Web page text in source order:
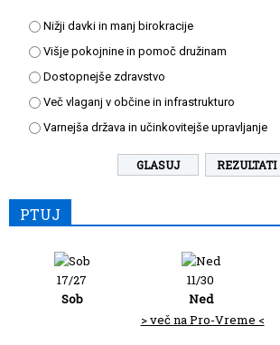
Nižji davki in manj birokracije
Višje pokojnine in pomoč družinam
Dostopnejše zdravstvo
Več vlaganj v občine in infrastrukturo
Varnejša država in učinkovitejše upravljanje
REZULTATI
PTUJ
17/27
Sob
11/30
Ned
> več na Pro-Vreme <